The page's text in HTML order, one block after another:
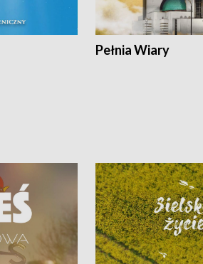
Pełnia Wiary